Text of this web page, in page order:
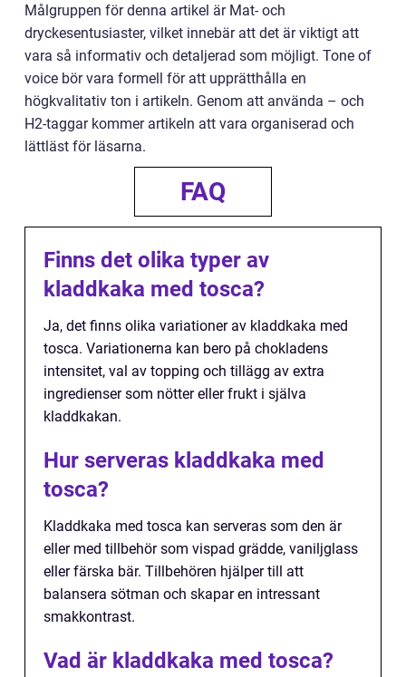
Målgruppen för denna artikel är Mat- och
dryckesentusiaster, vilket innebär att det är viktigt att
vara så informativ och detaljerad som möjligt. Tone of
voice bör vara formell för att upprätthålla en
högkvalitativ ton i artikeln. Genom att använda – och
H2-taggar kommer artikeln att vara organiserad och
lättläst för läsarna.
FAQ
Finns det olika typer av
kladdkaka med tosca?
Ja, det finns olika variationer av kladdkaka med
tosca. Variationerna kan bero på chokladens
intensitet, val av topping och tillägg av extra
ingredienser som nötter eller frukt i själva
kladdkakan.
Hur serveras kladdkaka med
tosca?
Kladdkaka med tosca kan serveras som den är
eller med tillbehör som vispad grädde, vaniljglass
eller färska bär. Tillbehören hjälper till att
balansera sötman och skapar en intressant
smakkontrast.
Vad är kladdkaka med tosca?